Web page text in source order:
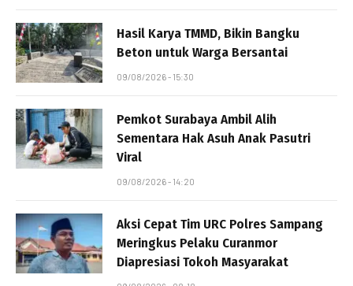
Hasil Karya TMMD, Bikin Bangku
Beton untuk Warga Bersantai
09/08/2026 - 15:30
Pemkot Surabaya Ambil Alih
Sementara Hak Asuh Anak Pasutri
Viral
09/08/2026 - 14:20
Aksi Cepat Tim URC Polres Sampang
Meringkus Pelaku Curanmor
Diapresiasi Tokoh Masyarakat